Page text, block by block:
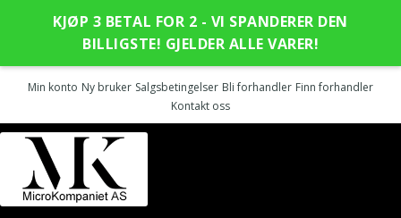
KJØP 3 BETAL FOR 2 - VI SPANDERER DEN
BILLIGSTE! GJELDER ALLE VARER!
Min konto Ny bruker Salgsbetingelser Bli forhandler Finn forhandler
Kontakt oss
Hopp
til
Hopp
til